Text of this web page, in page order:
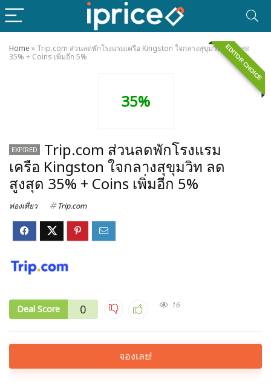
Home » Trip.com ส่วนลดพักโรงแรมเครือ Kingston ใจกลางสุขุมวิท ลดสูงสุด
35% + Coins เพิ่มอีก 5%
EDITOR CHOICE
35%
EXPIRED
Trip.com ส่วนลดพักโรงแรม
เครือ Kingston ใจกลางสุขุมวิท ลด
สูงสุด 35% + Coins เพิ่มอีก 5%
ท่องเที่ยว Trip.com
Deal Score 0 16
จองเลย!